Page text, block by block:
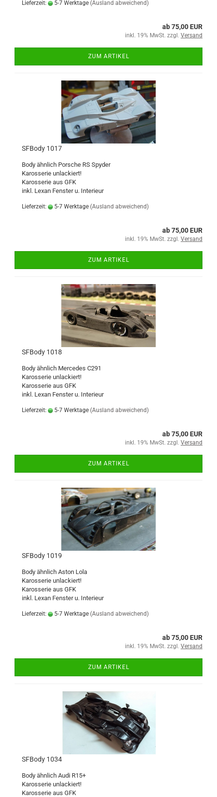
Lieferzeit: 5-7 Werktage (Ausland abweichend)
ab 75,00 EUR
inkl. 19% MwSt. zzgl. Versand
ZUM ARTIKEL
SFBody 1017
Body ähnlich Porsche RS Spyder
Karosserie unlackiert!
Karosserie aus GFK
inkl. Lexan Fenster u. Interieur
Lieferzeit: 5-7 Werktage (Ausland abweichend)
ab 75,00 EUR
inkl. 19% MwSt. zzgl. Versand
ZUM ARTIKEL
SFBody 1018
Body ähnlich Mercedes C291
Karosserie unlackiert!
Karosserie aus GFK
inkl. Lexan Fenster u. Interieur
Lieferzeit: 5-7 Werktage (Ausland abweichend)
ab 75,00 EUR
inkl. 19% MwSt. zzgl. Versand
ZUM ARTIKEL
SFBody 1019
Body ähnlich Aston Lola
Karosserie unlackiert!
Karosserie aus GFK
inkl. Lexan Fenster u. Interieur
Lieferzeit: 5-7 Werktage (Ausland abweichend)
ab 75,00 EUR
inkl. 19% MwSt. zzgl. Versand
ZUM ARTIKEL
SFBody 1034
Body ähnlich Audi R15+
Karosserie unlackiert!
Karosserie aus GFK